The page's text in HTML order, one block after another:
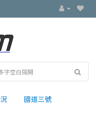
國道三號